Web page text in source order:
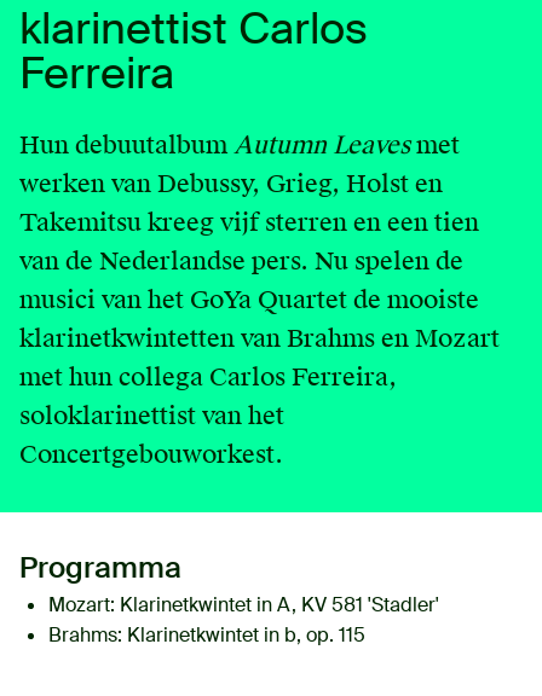
English
Contact
Login
klarinettist Carlos
Ferreira
Hun debuutalbumAutumn Leavesmet
werken van Debussy, Grieg, Holst en
Takemitsu kreeg vijf sterren en een tien
van de Nederlandse pers. Nu spelen de
musici van het GoYa Quartet de mooiste
klarinetkwintetten van Brahms en Mozart
met hun collega Carlos Ferreira,
soloklarinettist van het
Concertgebouworkest.
Programma
Mozart: Klarinetkwintet in A, KV 581 'Stadler'
Brahms: Klarinetkwintet in b, op. 115